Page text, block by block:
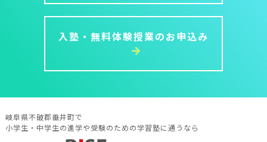
入塾・無料体験授業のお申込み
岐阜県不破郡垂井町で
小学生・中学生の進学や受験のための学習塾に通うなら